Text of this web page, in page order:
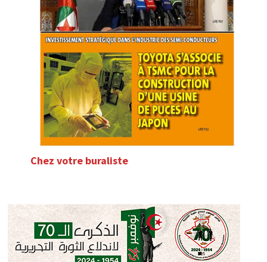
Chez votre buraliste